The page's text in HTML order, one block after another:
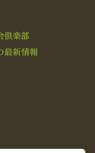
倶楽部
最新情報